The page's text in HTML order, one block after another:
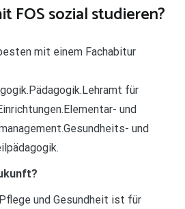
FOS sozial studieren?
mit einem Fachabitur
für
und
und
und Gesundheit ist für